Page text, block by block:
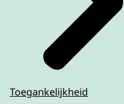
Toegankelijkheid